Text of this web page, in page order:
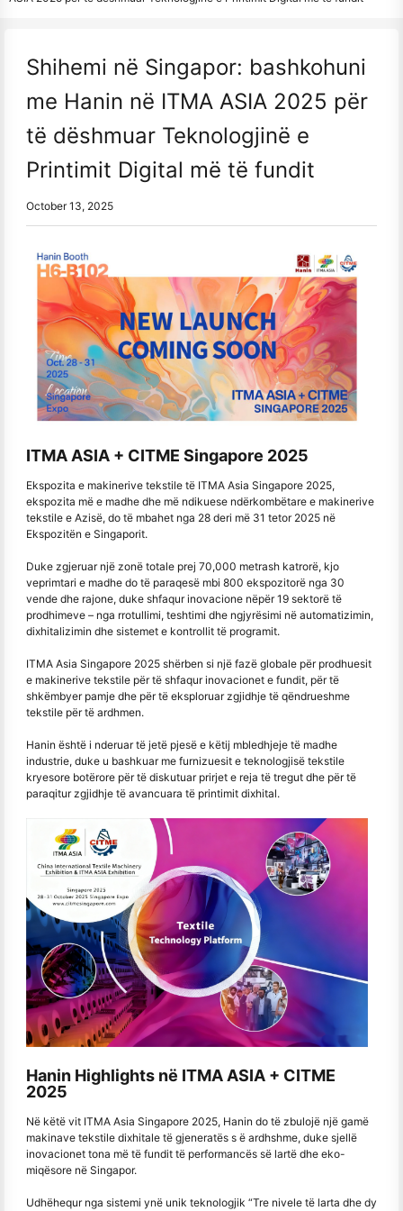
Shihemi në Singapor: bashkohuni
me Hanin në ITMA ASIA 2025 për
të dëshmuar Teknologjinë e
Printimit Digital më të fundit
October 13, 2025
ITMA ASIA + CITME Singapore 2025
Ekspozita e makinerive tekstile të ITMA Asia Singapore 2025,
ekspozita më e madhe dhe më ndikuese ndërkombëtare e makinerive
tekstile e Azisë, do të mbahet nga 28 deri më 31 tetor 2025 në
Ekspozitën e Singaporit.
Duke zgjeruar një zonë totale prej 70,000 metrash katrorë, kjo
veprimtari e madhe do të paraqesë mbi 800 ekspozitorë nga 30
vende dhe rajone, duke shfaqur inovacione nëpër 19 sektorë të
prodhimeve – nga rrotullimi, teshtimi dhe ngjyrësimi në automatizimin,
dixhitalizimin dhe sistemet e kontrollit të programit.
ITMA Asia Singapore 2025 shërben si një fazë globale për prodhuesit
e makinerive tekstile për të shfaqur inovacionet e fundit, për të
shkëmbyer pamje dhe për të eksploruar zgjidhje të qëndrueshme
tekstile për të ardhmen.
Hanin është i nderuar të jetë pjesë e këtij mbledhjeje të madhe
industrie, duke u bashkuar me furnizuesit e teknologjisë tekstile
kryesore botërore për të diskutuar prirjet e reja të tregut dhe për të
paraqitur zgjidhje të avancuara të printimit dixhital.
Hanin Highlights në ITMA ASIA + CITME
2025
Në këtë vit ITMA Asia Singapore 2025, Hanin do të zbulojë një gamë
makinave tekstile dixhitale të gjeneratës s ë ardhshme, duke sjellë
inovacionet tona më të fundit të performancës së lartë dhe eko-
miqësore në Singapor.
Udhëhequr nga sistemi ynë unik teknologjik “Tre nivele të larta dhe dy